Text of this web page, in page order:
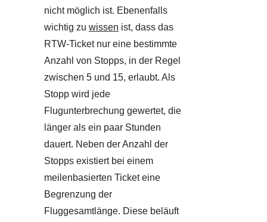
nicht möglich ist. Ebenenfalls
wichtig zu wissen ist, dass das
RTW-Ticket nur eine bestimmte
Anzahl von Stopps, in der Regel
zwischen 5 und 15, erlaubt. Als
Stopp wird jede
Flugunterbrechung gewertet, die
länger als ein paar Stunden
dauert. Neben der Anzahl der
Stopps existiert bei einem
meilenbasierten Ticket eine
Begrenzung der
Fluggesamtlänge. Diese beläuft